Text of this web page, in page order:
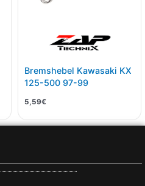
Bremshebel Kawasaki KX
125-500 97-99
5,59€